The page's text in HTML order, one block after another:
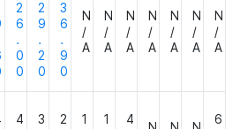
2
6
.
0
0
2
9
.
2
0
3
6
.
9
0
N
/
A
N
/
A
N
/
A
N
/
A
N
/
A
N
/
A
N
/
A
4
3
2
1
1
4
6